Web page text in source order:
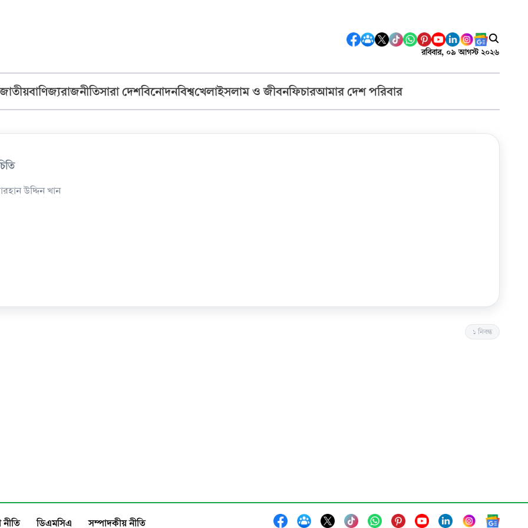
রবিবার, ০৯ আগস্ট ২০২৬
জাতীয়বাণিজ্যরাজনীতিসারা দেশবিনোদনবিশ্বখেলাইসলাম ও জীবনফিচারআমার দেশ পরিবার
উদ্দিন খান
১ নিবন্ধ
ডিএমসিএ সম্পাদকীয় নীতি